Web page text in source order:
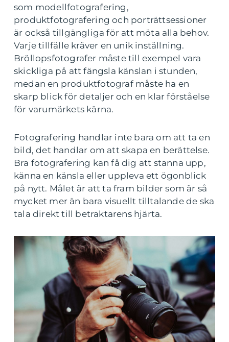
som modellfotografering,
produktfotografering och porträttsessioner
är också tillgängliga för att möta alla behov.
Varje tillfälle kräver en unik inställning.
Bröllopsfotografer måste till exempel vara
skickliga på att fängsla känslan i stunden,
medan en produktfotograf måste ha en
skarp blick för detaljer och en klar förståelse
för varumärkets kärna.
Fotografering handlar inte bara om att ta en
bild, det handlar om att skapa en berättelse.
Bra fotografering kan få dig att stanna upp,
känna en känsla eller uppleva ett ögonblick
på nytt. Målet är att ta fram bilder som är så
mycket mer än bara visuellt tilltalande de ska
tala direkt till betraktarens hjärta.